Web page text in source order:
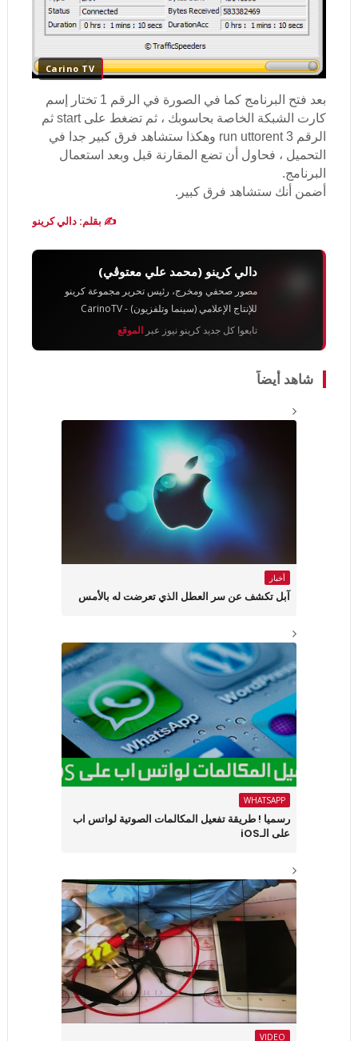
Carino TV
بعد فتح البرنامج كما في الصورة في الرقم 1 تختار إسم
كارت الشبكة الخاصة بحاسوبك ، ثم تضغط على start ثم
الرقم 3 run uttorent وهكذا ستشاهد فرق كبير جدا في
التحميل ، فحاول أن تضع المقارنة قبل وبعد استعمال
البرنامج.
أضمن أنك ستشاهد فرق كبير.
✍️ بقلم: دالي كرينو
دالي كرينو (محمد علي معتوڨي)
مصور صحفي ومخرج، رئيس تحرير مجموعة كرينو
للإنتاج الإعلامي (سينما وتلفزيون) - CarinoTV
تابعوا كل جديد كرينو نيوز عبر الموقع
شاهد أيضاً
أخبار
آبل تكشف عن سر العطل الذي تعرضت له بالأمس
WHATSAPP
رسميا ! طريقة تفعيل المكالمات الصوتية لواتس اب
على الـiOS
VIDEO